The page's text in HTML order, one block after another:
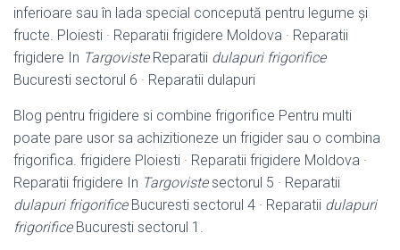
inferioare sau în lada special concepută pentru legume și
fructe. Ploiesti · Reparatii frigidere Moldova · Reparatii
frigidere In TargovisteReparatii dulapuri frigorifice
Bucuresti sectorul 6 · Reparatii dulapuri
Blog pentru frigidere si combine frigorifice Pentru multi
poate pare usor sa achizitioneze un frigider sau o combina
frigorifica. frigidere Ploiesti · Reparatii frigidere Moldova ·
Reparatii frigidere In Targovistesectorul 5 · Reparatii
dulapuri frigorificeBucuresti sectorul 4 · Reparatii dulapuri
frigorificeBucuresti sectorul 1.